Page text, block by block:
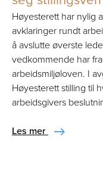
Høyesterett har nylig
avklaringer rundt
å avslutte øverste
vedkommende har
arbeidsmiljøloven. I
Høyesterett stilling til
arbeidsgivers
Les mer